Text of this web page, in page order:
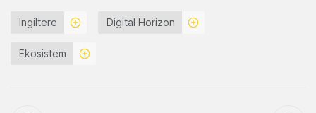
Ingiltere Digital Horizon
Ekosistem